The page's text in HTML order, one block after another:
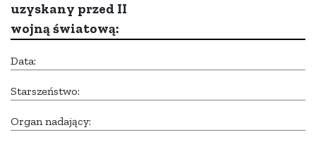
uzyskany przed II
wojną światową:
Data:
Starszeństwo:
Organ nadający: